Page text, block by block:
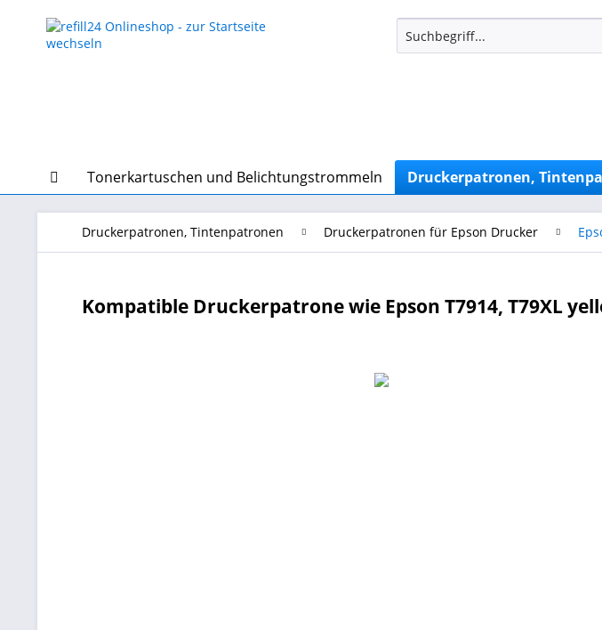
Tonerkartuschen und Belichtungstrommeln Druckerpatronen,
Druckerpatronen, Tintenpatronen Druckerpatronen für Epson Drucker
Kompatible Druckerpatrone wie Epson T7914, T79XL